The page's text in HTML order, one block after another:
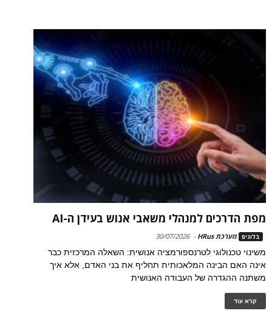
מפת הדרכים למנהלי משאבי אנוש בעידן ה-AI
בלוגים מערכת HRus -
30/07/2026
משינוי טכנולוגי לטרנספורמציה אנושית: השאלה המרכזית כבר
אינה האם הבינה המלאכותית תחליף את בני האדם, אלא איך
משתנה ההגדרה של העבודה האנושית
קרא עוד